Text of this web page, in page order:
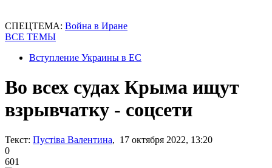
СПЕЦТЕМА: Война в Иране
ВСЕ ТЕМЫ
Вступление Украины в ЕС
Во всех судах Крыма ищут
взрывчатку - соцсети
Текст: Пустіва Валентина, 17 октября 2022, 13:20
0
601